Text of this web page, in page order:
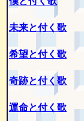
未来と付く歌
希望と付く歌
奇跡と付く歌
運命と付く歌